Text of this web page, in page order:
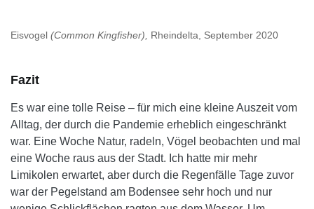
Eisvogel (Common Kingfisher), Rheindelta, September 2020
Fazit
Es war eine tolle Reise – für mich eine kleine Auszeit vom
Alltag, der durch die Pandemie erheblich eingeschränkt
war. Eine Woche Natur, radeln, Vögel beobachten und mal
eine Woche raus aus der Stadt. Ich hatte mir mehr
Limikolen erwartet, aber durch die Regenfälle Tage zuvor
war der Pegelstand am Bodensee sehr hoch und nur